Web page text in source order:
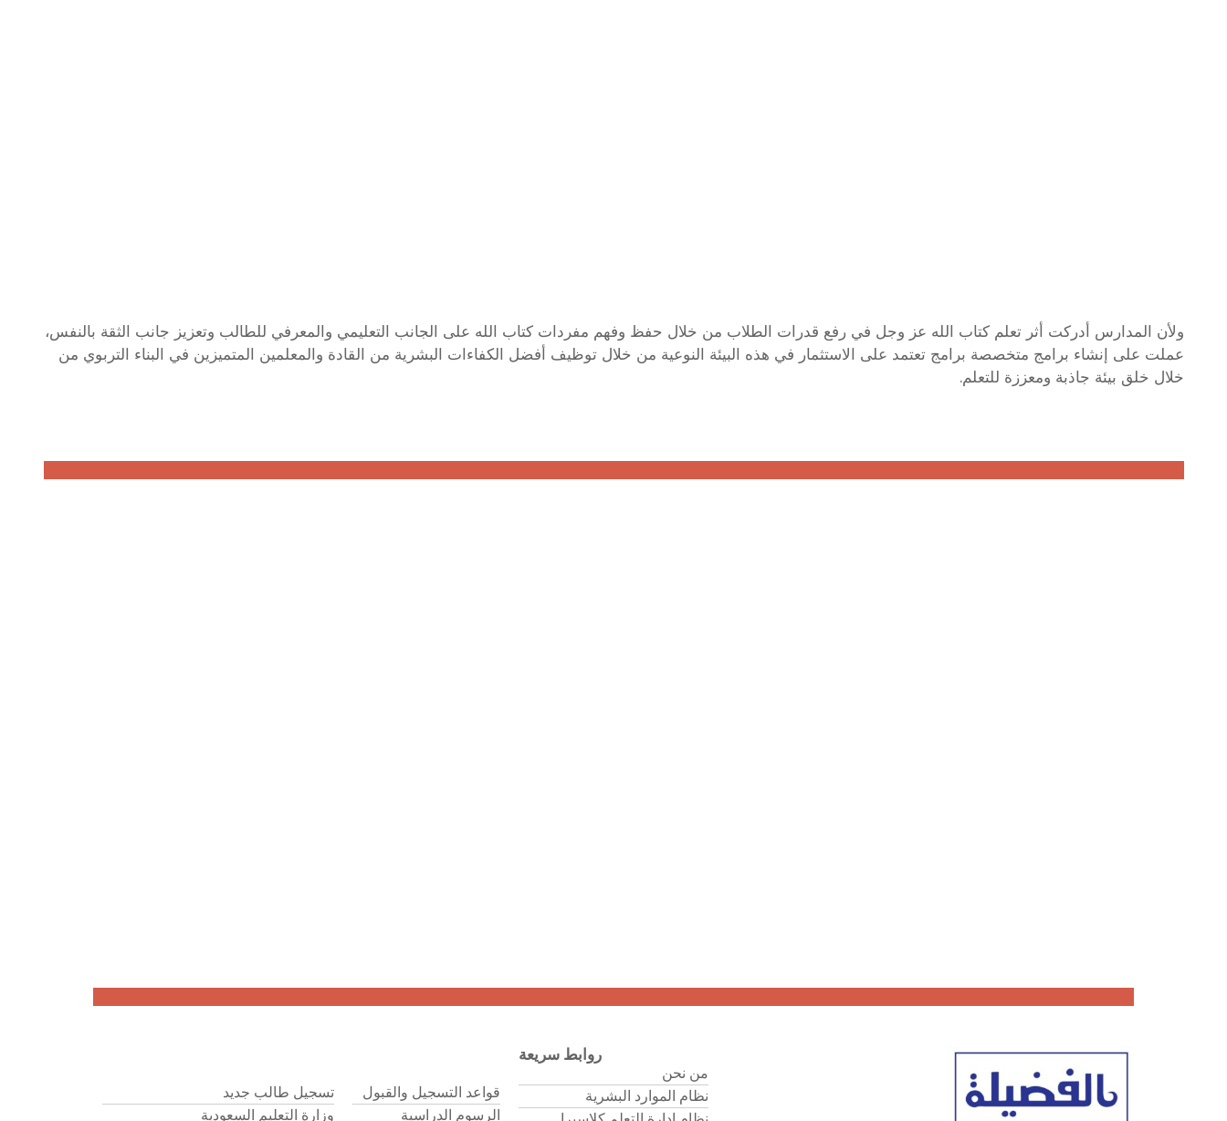
ولأن المدارس أدركت أثر تعلم كتاب الله عز وجل في رفع قدرات الطلاب من خلال حفظ وفهم مفردات كتاب الله على الجانب التعليمي والمعرفي للطالب وتعزيز جانب الثقة بالنفس،
عملت على إنشاء برامج متخصصة برامج تعتمد على الاستثمار في هذه البيئة النوعية من خلال توظيف أفضل الكفاءات البشرية من القادة والمعلمين المتميزين في البناء التربوي من
خلال خلق بيئة جاذبة ومعززة للتعلم.
روابط سريعة
من نحن
نظام الموارد البشرية
قواعد التسجيل والقبول
الرسوم الدراسية
تسجيل طالب جديد
وزارة التعليم السعودية